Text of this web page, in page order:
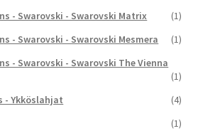
- Swarovski - Swarovski Matrix
(1)
- Swarovski - Swarovski Mesmera
(1)
- Swarovski - Swarovski The Vienna
(1)
- Ykköslahjat
(4)
(1)